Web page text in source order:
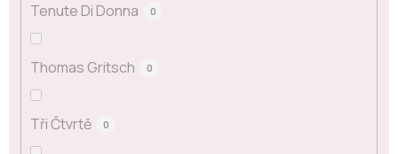
Tenute Di Donna 0
Thomas Gritsch 0
Tři Čtvrtě 0